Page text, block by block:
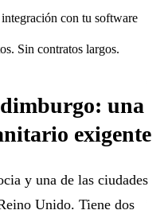
con tu software
Sin contratos largos.
una
exigente
y una de las ciudades
Unido. Tiene dos